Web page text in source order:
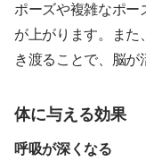
ポーズや複雑なポー
が上がります。また
き渡ることで、脳が
体に与える効果
呼吸が深くなる